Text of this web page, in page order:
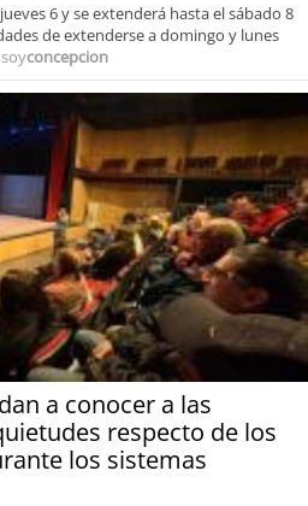
6 y se extenderá hasta el sábado 8
de extenderse a domingo y lunes
soyconcepcion
a conocer a las
respecto de los
los sistemas